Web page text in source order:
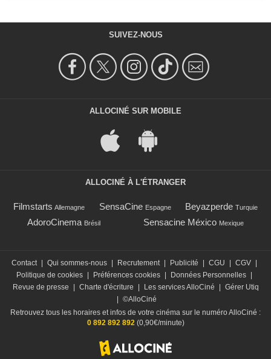
SUIVEZ-NOUS
ALLOCINÉ SUR MOBILE
ALLOCINÉ À L'ÉTRANGER
Filmstarts Allemagne SensaCine Espagne Beyazperde Turquie
AdoroCinema Brésil Sensacine México Mexique
Contact | Qui sommes-nous | Recrutement | Publicité | CGU | CGV |
Politique de cookies | Préférences cookies | Données Personnelles |
Revue de presse
| Charte d'écriture | Les services AlloCiné | Gérer Utiq
| ©AlloCiné
Retrouvez tous les horaires et infos de votre cinéma sur le numéro AlloCiné :
0 892 892 892 (0,90€/minute)